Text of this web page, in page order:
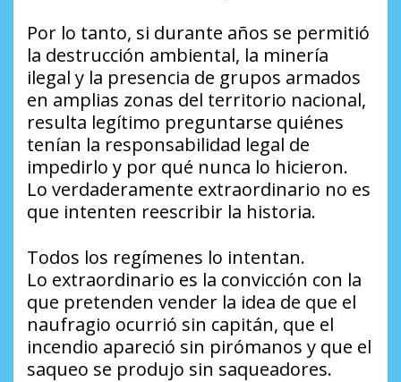
Por lo tanto, si durante años se permitió
la destrucción ambiental, la minería
ilegal y la presencia de grupos armados
en amplias zonas del territorio nacional,
resulta legítimo preguntarse quiénes
tenían la responsabilidad legal de
impedirlo y por qué nunca lo hicieron.
Lo verdaderamente extraordinario no es
que intenten reescribir la historia.
Todos los regímenes lo intentan.
Lo extraordinario es la convicción con la
que pretenden vender la idea de que el
naufragio ocurrió sin capitán, que el
incendio apareció sin pirómanos y que el
saqueo se produjo sin saqueadores.